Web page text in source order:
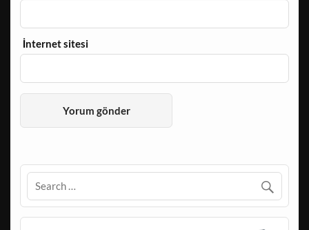
İnternet sitesi